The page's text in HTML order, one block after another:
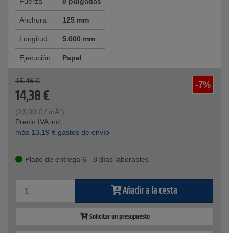
Anchura 125 mm
Longitud 5.000 mm
Ejecución Papel
-7%
15,46 €
14,38€
(23,00 € / mÂ²)
Precio IVA incl.
más 13,19 € gastos de envío
Plazo de entrega 6 - 8 días laborables
Añadir a la cesta
Solicitar un presupuesto